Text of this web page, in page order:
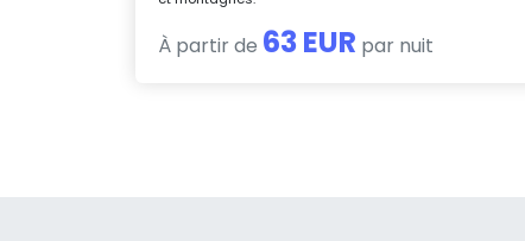
À partir de 63 EUR par nuit